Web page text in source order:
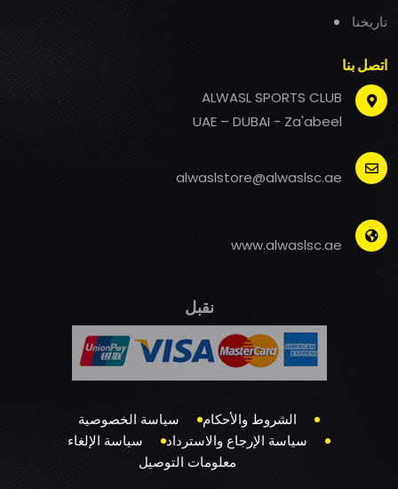
تاريخنا
اتصل بنا
ALWASL SPORTS CLUB
UAE – DUBAI - Za'abeel
alwaslstore@alwaslsc.ae
www.alwaslsc.ae
نقبل
الشروط والأحكام
سياسة الخصوصية
سياسة الإرجاع والاسترداد
سياسة الإلغاء
معلومات التوصيل